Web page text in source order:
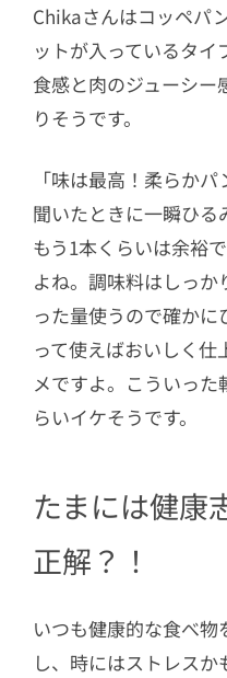
Chikaさんはコッペパ
ットが入っているタ
食感と肉のジューシー
りそうです。
「味は最高！柔らか
聞いたときに一瞬ひる
もう1本くらいは余裕
よね。調味料はしっ
った量使うので確か
って使えばおいしく
メですよ。こういっ
らいイケそうです。
たまには健康
正解？！
いつも健康的な食べ
し、時にはストレス